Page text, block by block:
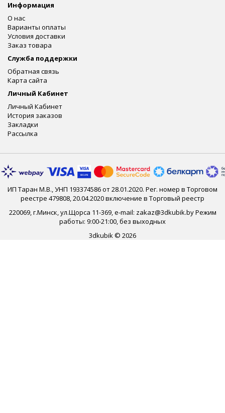
Информация
О нас
Варианты оплаты
Условия доставки
Заказ товара
Служба поддержки
Обратная связь
Карта сайта
Личный Кабинет
Личный Кабинет
История заказов
Закладки
Рассылка
ИП Таран М.В., УНП 193374586 от 28.01.2020. Рег. номер в Торговом
реестре 479808, 20.04.2020 включение в Торговый реестр
220069, г.Минск, ул.Щорса 11-369, e-mail: zakaz@3dkubik.by Режим
работы: 9:00-21:00, без выходных
3dkubik © 2026